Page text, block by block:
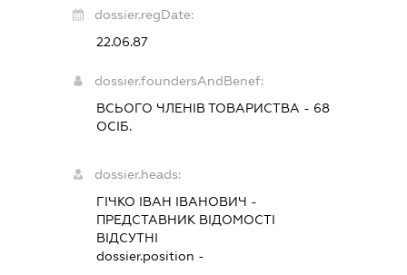
dossier.regDate:
22.06.87
dossier.foundersAndBenef:
ВСЬОГО ЧЛЕНІВ ТОВАРИСТВА - 68
ОСІБ.
dossier.heads:
ГІЧКО ІВАН ІВАНОВИЧ -
ПРЕДСТАВНИК ВІДОМОСТІ
ВІДСУТНІ
dossier.position -